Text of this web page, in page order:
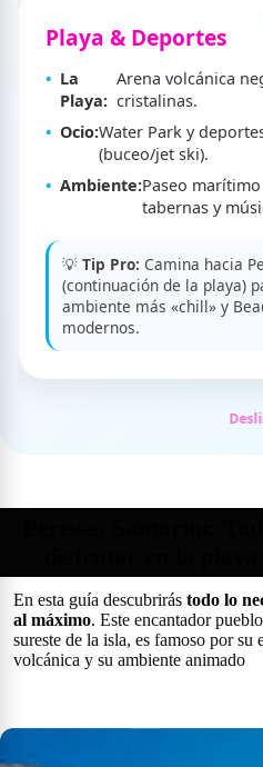
Playa & Deportes
La
Playa:
Arena volcánica
cristalinas.
Ocio:Water Park y
(buceo/jet ski).
Ambiente:Paseo
tabernas y
💡 Tip Pro: Camina hacia
(continuación de la playa)
ambiente más «chill» y
modernos.
En esta guía descubrirás todo lo
al máximo. Este encantador
sureste de la isla, es famoso por su
volcánica y su ambiente animado